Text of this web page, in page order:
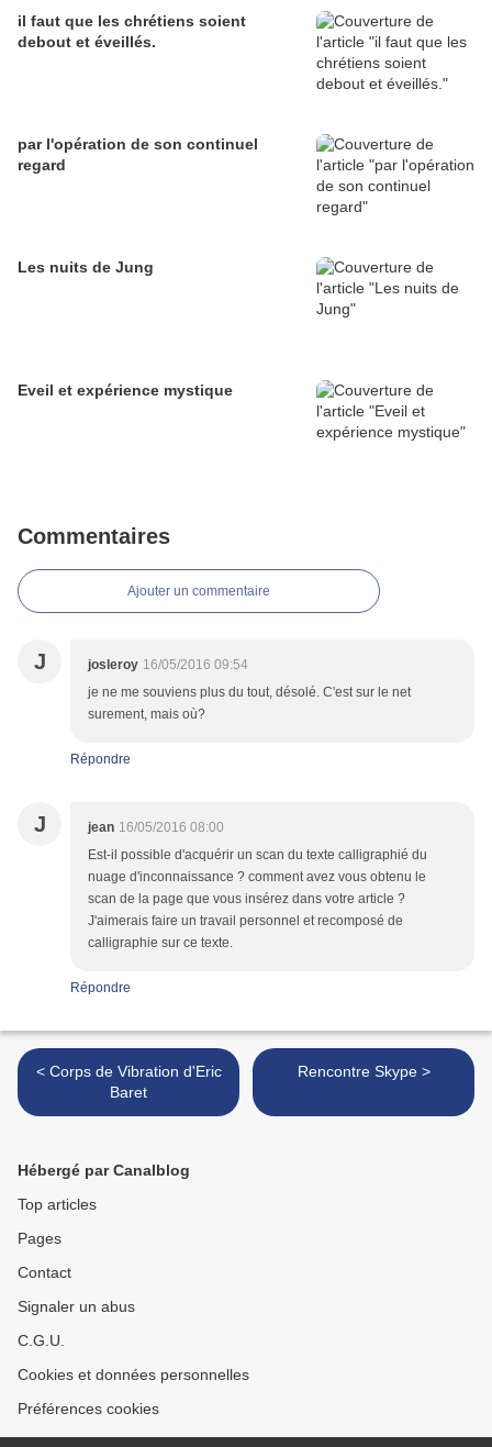
il faut que les chrétiens soient
debout et éveillés.
par l'opération de son continuel
regard
Les nuits de Jung
Eveil et expérience mystique
Commentaires
Ajouter un commentaire
J josleroy 16/05/2016 09:54
je ne me souviens plus du tout, désolé. C'est sur le net
surement, mais où?
Répondre
J jean 16/05/2016 08:00
Est-il possible d'acquérir un scan du texte calligraphié du
nuage d'inconnaissance ? comment avez vous obtenu le
scan de la page que vous insérez dans votre article ?
J'aimerais faire un travail personnel et recomposé de
calligraphie sur ce texte.
Répondre
< Corps de Vibration d'Eric
Baret
Rencontre Skype >
Hébergé par Canalblog
Top articles
Pages
Contact
Signaler un abus
C.G.U.
Cookies et données personnelles
Préférences cookies